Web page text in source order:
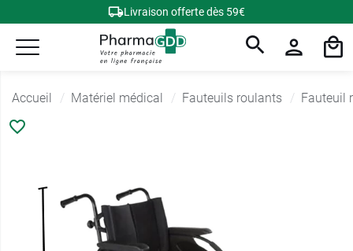
Livraison offerte dès 59€
Accueil Matériel médical Fauteuils roulants Fauteuil